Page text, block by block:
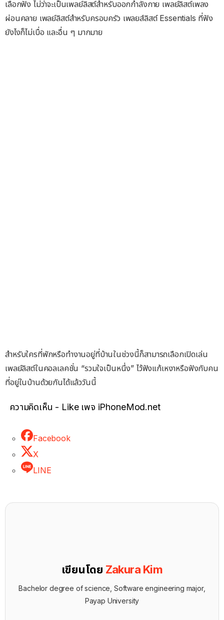
เลือกฟัง ไม่ว่าจะเป็นเพลย์ลิสต์สำหรับออกกำลังกาย เพลย์ลิสต์เพลง
ผ่อนคลาย เพลย์ลิสต์สำหรับครอบครัว เพลยส์ลิสต์ Essentials ที่ฟัง
ยังไงก็ไม่เบื่อ และอื่น ๆ มากมาย
สำหรับใครที่พักหรือทำงานอยู่ที่บ้านในช่วงนี้ก็สามารถเลือกเปิดเล่น
เพลย์ลิสต์ในคอลเลคชั่น “รวมใจเป็นหนึ่ง” ไว้ฟังแก้เหงาหรือฟังกับคน
ที่อยู่ในบ้านด้วยกันได้แล้ววันนี้
ความคิดเห็น - Like เพจ iPhoneMod.net
Facebook
X
LINE
เขียนโดย Zakura Kim
Bachelor degree of science, Software engineering major,
Payap University